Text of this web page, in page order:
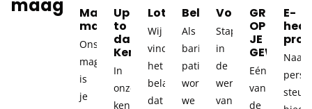
maagverkleining?
Maandelijks
magazine
Ons
magazine
is
je
Up
to
date
Kennisbank
In
onze
kennisbank
Lotgenotenbijeenkomsten
Wij
vinden
het
belangrijk
dat
Belangenbehartiging
Als
bariatrische
patiënten
worden
we
Voorlichting
Stap
in
de
wereld
van
GRIP
OP
JE
GEWICHT
Eén
van
de
E-
Naast
steun